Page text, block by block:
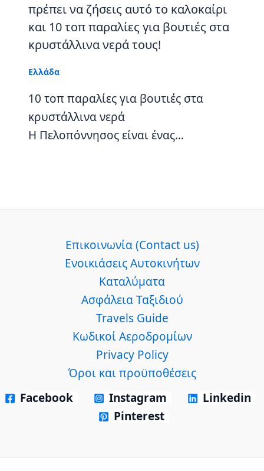
πρέπει να ζήσεις αυτό το καλοκαίρι
και 10 τοπ παραλίες για βουτιές στα
κρυστάλλινα νερά τους!
Ελλάδα
10 τοπ παραλίες για βουτιές στα
κρυστάλλινα νερά
Η Πελοπόννησος είναι ένας…
Επικοινωνία (Contact us)
Ενοικιάσεις Αυτοκινήτων
Καταλύματα
Ασφάλεια Ταξιδιού
Travels Guide
Κωδικοί Αεροδρομίων
Privacy Policy
Όροι και προϋποθέσεις
Facebook
Instagram
Linkedin
Pinterest